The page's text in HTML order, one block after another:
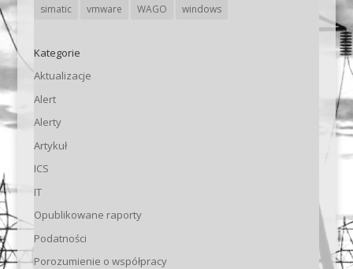
simatic
vmware WAGO windows
Kategorie
Aktualizacje
Alert
Alerty
Artykuł
ICS
IT
Opublikowane raporty
Podatności
Porozumienie o współpracy